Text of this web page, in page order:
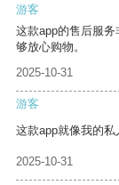
游客
这款app的售后服
够放心购物。
2025-10-31
游客
这款app就像我的私
2025-10-31